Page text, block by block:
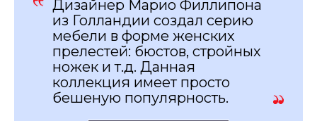
Дизайнер Марио Филлипона
из Голландии создал серию
мебели в форме женских
прелестей: бюстов, стройных
ножек и т.д. Данная
коллекция имеет просто
бешеную популярность.